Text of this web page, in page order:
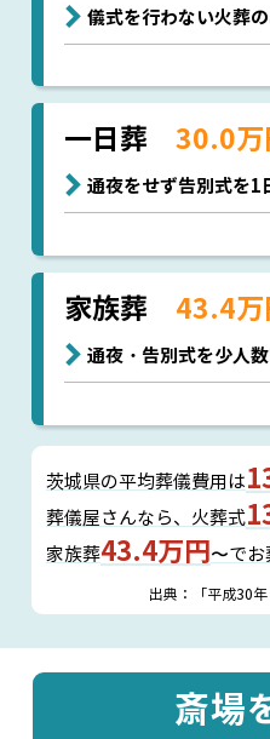
儀式を行わない火葬
一日葬 30.0万
通夜をせず告別式を1
家族葬 43.4万
通夜・告別式を少人
茨城県の平均葬儀費用は
葬儀屋さんなら、 火葬式
家族葬43.4万円〜でお
出典：「平成30
斎場